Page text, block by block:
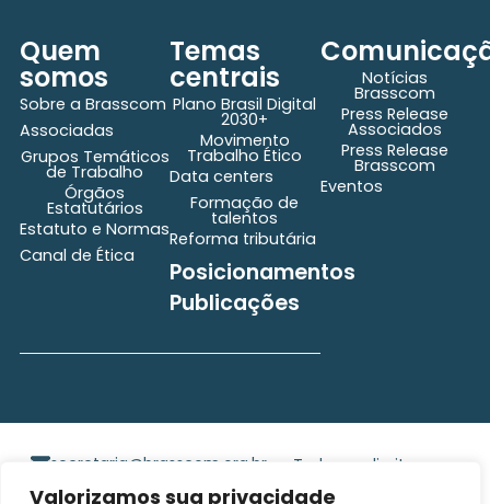
Valorizamos sua privacidade
Quem
somos
Sobre a Brasscom
Associadas
Grupos Temáticos
de Trabalho
Órgãos
Estatutários
Estatuto e Normas
Canal de Ética
Temas
centrais
Plano Brasil Digital
2030+
Movimento
Trabalho Ético
Data centers
Formação de
talentos
Reforma tributária
Posicionamentos
Publicações
Notícias
Brasscom
Press Release
Associados
Press Release
Brasscom
Eventos
Todos os direitos
reservados ©2025
secretaria@brasscom.org.br
Estatuto